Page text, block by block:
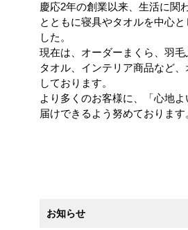
慶応2年の創業以来、生活に関
とともに寝具やタオルを中心
した。
現在は、オーダーまくら、羽毛
タオル、インテリア商品など
しております。
より多くのお客様に、「心地
届けできるよう努めております
お知らせ